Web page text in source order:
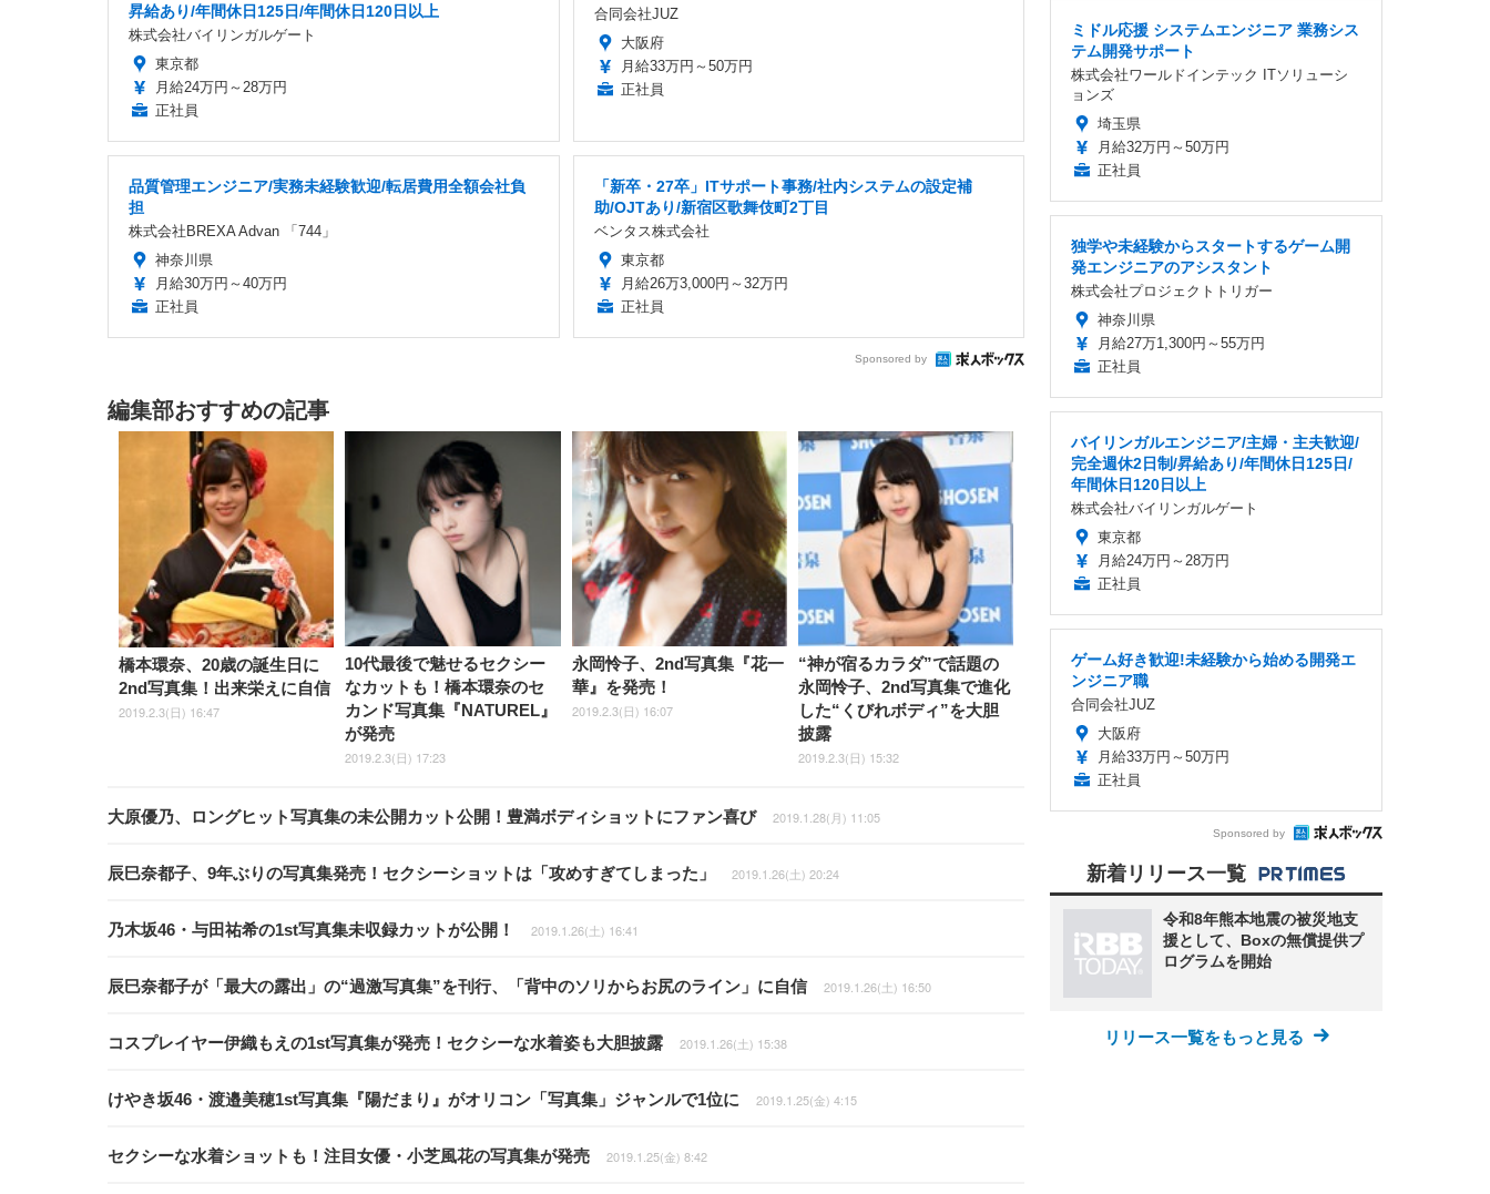
昇給あり/年間休日125日/年間休日120日以上
株式会社バイリンガルゲート
東京都
月給24万円～28万円
正社員
合同会社JUZ
大阪府
月給33万円～50万円
正社員
品質管理エンジニア/実務未経験歓迎/転居費用全額会社負
担
株式会社BREXA Advan 「744」
神奈川県
月給30万円～40万円
正社員
「新卒・27卒」ITサポート事務/社内システムの設定補
助/OJTあり/新宿区歌舞伎町2丁目
ベンタス株式会社
東京都
月給26万3,000円～32万円
正社員
Sponsored by
編集部おすすめの記事
橋本環奈、20歳の誕生日に
2nd写真集！出来栄えに自信
2019.2.3(日) 16:47
10代最後で魅せるセクシー
なカットも！橋本環奈のセ
カンド写真集『NATUREL』
が発売
2019.2.3(日) 17:23
永岡怜子、2nd写真集『花一
華』を発売！
2019.2.3(日) 16:07
“神が宿るカラダ”で話題の
永岡怜子、2nd写真集で進化
した“くびれボディ”を大胆
披露
2019.2.3(日) 15:32
大原優乃、ロングヒット写真集の未公開カット公開！豊満ボディショットにファン喜び 2019.1.28(月) 11:05
辰巳奈都子、9年ぶりの写真集発売！セクシーショットは「攻めすぎてしまった」 2019.1.26(土) 20:24
乃木坂46・与田祐希の1st写真集未収録カットが公開！ 2019.1.26(土) 16:41
辰巳奈都子が「最大の露出」の“過激写真集”を刊行、「背中のソリからお尻のライン」に自信 2019.1.26(土) 16:50
コスプレイヤー伊織もえの1st写真集が発売！セクシーな水着姿も大胆披露 2019.1.26(土) 15:38
けやき坂46・渡邉美穂1st写真集『陽だまり』がオリコン「写真集」ジャンルで1位に 2019.1.25(金) 4:15
セクシーな水着ショットも！注目女優・小芝風花の写真集が発売 2019.1.25(金) 8:42
ミドル応援 システムエンジニア 業務シス
テム開発サポート
株式会社ワールドインテック ITソリューシ
ョンズ
埼玉県
月給32万円～50万円
正社員
独学や未経験からスタートするゲーム開
発エンジニアのアシスタント
株式会社プロジェクトトリガー
神奈川県
月給27万1,300円～55万円
正社員
バイリンガルエンジニア/主婦・主夫歓迎/
完全週休2日制/昇給あり/年間休日125日/
年間休日120日以上
株式会社バイリンガルゲート
東京都
月給24万円～28万円
正社員
ゲーム好き歓迎!未経験から始める開発エ
ンジニア職
合同会社JUZ
大阪府
月給33万円～50万円
正社員
Sponsored by
新着リリース一覧
令和8年熊本地震の被災地支
援として、Boxの無償提供プ
ログラムを開始
リリース一覧をもっと見る